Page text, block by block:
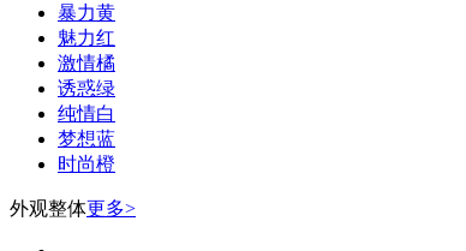
暴力黄
魅力红
激情橘
诱惑绿
纯情白
梦想蓝
时尚橙
外观整体更多>